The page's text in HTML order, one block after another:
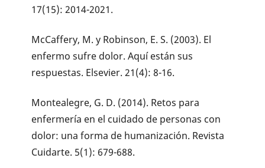
17(15): 2014-2021.
McCaffery, M. y Robinson, E. S. (2003). El
enfermo sufre dolor. Aquí están sus
respuestas. Elsevier. 21(4): 8-16.
Montealegre, G. D. (2014). Retos para
enfermería en el cuidado de personas con
dolor: una forma de humanización. Revista
Cuidarte. 5(1): 679-688.